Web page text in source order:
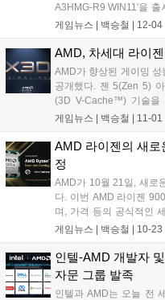
A3HMG-R9 WIN11'을 출
지 A16 AI+ A3HMG-R9
용자에게 최적화된 경
픽을 탑재하여, 이동 중
특히, 고급 Zen5 아키텍
개의 NPU TOPS를 통해
대화된 안정성과 효율성을
게임뉴스 | 백승철 | 12-04
AMD, 차세대 라이
AMD가 향상된 게이밍
공개했다. 젠 5(Zen 5)
(3D V-Cache™) 기술을
9800X3D' 데스크톱 프로
솔루션을 탑재했다. 이
를 높이기 위해 64MB의
써, CCD(Core Complex
계되었다....
게임뉴스 | 백승철 | 11-01
AMD 라이젠의 새로
정
AMD가 10월 21일, 새로
다. 이번 AMD 라이젠
며, 가격 등의 공식적인
에 새롭게 출시 예정인
키텍처를 채택하여
DDR5를 지원한다....
게임뉴스 | 백승철 | 10-23
인텔-AMD 개발자
자문 그룹 발족
인텔과 AMD는 오늘 전